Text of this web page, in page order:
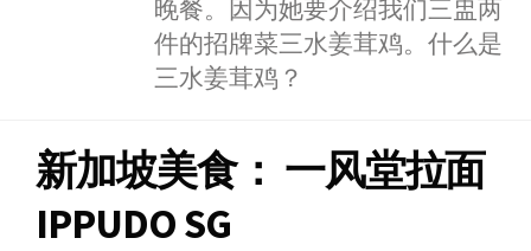
晚餐。因为她要介绍我们三盅两
件的招牌菜三水姜茸鸡。什么是
三水姜茸鸡？
新加坡美食： 一风堂拉面
IPPUDO SG